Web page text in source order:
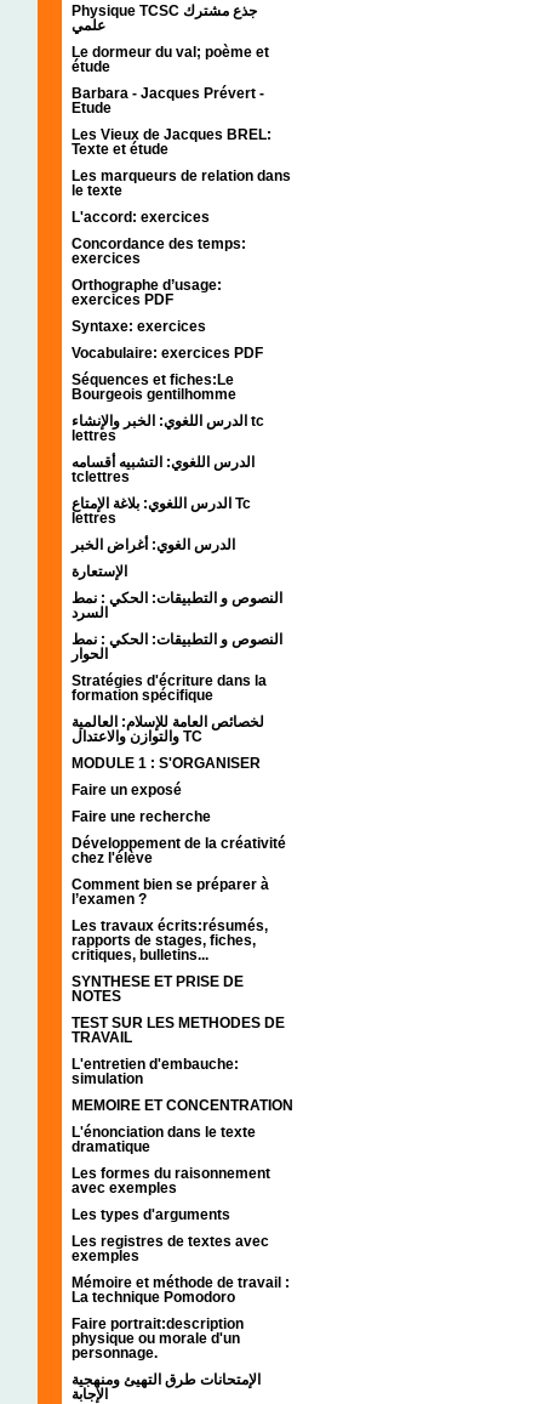
Physique TCSC جذع مشترك
علمي
Le dormeur du val; poème et
étude
Barbara - Jacques Prévert -
Etude
Les Vieux de Jacques BREL:
Texte et étude
Les marqueurs de relation dans
le texte
L'accord: exercices
Concordance des temps:
exercices
Orthographe d’usage:
exercices PDF
Syntaxe: exercices
Vocabulaire: exercices PDF
Séquences et fiches:Le
Bourgeois gentilhomme
الدرس اللغوي: الخبر والإنشاء tc
lettres
الدرس اللغوي: التشبيه أقسامه
tclettres
الدرس اللغوي: بلاغة الإمتاع Tc
lettres
الدرس الغوي: أغراض الخبر
الإستعارة
النصوص و التطبيقات: الحكي : نمط
السرد
النصوص و التطبيقات: الحكي : نمط
الحوار
Stratégies d'écriture dans la
formation spécifique
لخصائص العامة للإسلام: العالمية
والتوازن والاعتدال TC
MODULE 1 : S'ORGANISER
Faire un exposé
Faire une recherche
Développement de la créativité
chez l'élève
Comment bien se préparer à
l’examen ?
Les travaux écrits:résumés,
rapports de stages, fiches,
critiques, bulletins...
SYNTHESE ET PRISE DE
NOTES
TEST SUR LES METHODES DE
TRAVAIL
L'entretien d'embauche:
simulation
MEMOIRE ET CONCENTRATION
L'énonciation dans le texte
dramatique
Les formes du raisonnement
avec exemples
Les types d'arguments
Les registres de textes avec
exemples
Mémoire et méthode de travail :
La technique Pomodoro
Faire portrait:description
physique ou morale d'un
personnage.
الإمتحانات طرق التهيئ ومنهجية
الإجابة